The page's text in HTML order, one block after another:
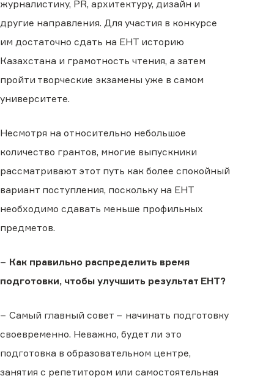
журналистику, PR, архитектуру, дизайн и
другие направления. Для участия в конкурсе
им достаточно сдать на ЕНТ историю
Казахстана и грамотность чтения, а затем
пройти творческие экзамены уже в самом
университете.
Несмотря на относительно небольшое
количество грантов, многие выпускники
рассматривают этот путь как более спокойный
вариант поступления, поскольку на ЕНТ
необходимо сдавать меньше профильных
предметов.
− Как правильно распределить время
подготовки, чтобы улучшить результат ЕНТ?
− Самый главный совет − начинать подготовку
своевременно. Неважно, будет ли это
подготовка в образовательном центре,
занятия с репетитором или самостоятельная